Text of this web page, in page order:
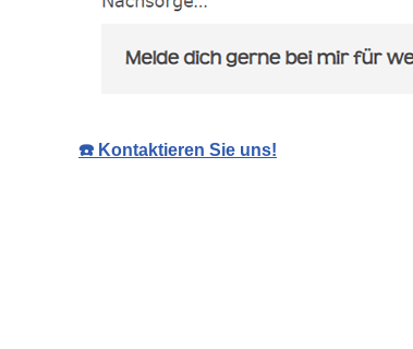
☎️ Kontaktieren Sie uns!